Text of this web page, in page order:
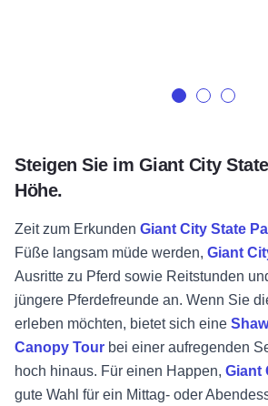
Steigen Sie im Giant City
Höhe.
Zeit zum Erkunden Giant City State
Füße langsam müde werden, Giant
Ausritte zu Pferd sowie Reitstunden
jüngere Pferdefreunde an. Wenn Sie
erleben möchten, bietet sich eine
Canopy Tour bei einer aufregenden
hoch hinaus. Für einen Happen, Giant
gute Wahl für ein Mittag- oder